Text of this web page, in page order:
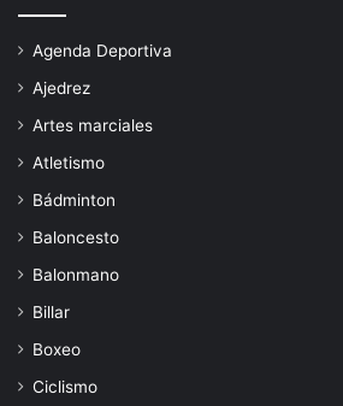
Agenda Deportiva
Ajedrez
Artes marciales
Atletismo
Bádminton
Baloncesto
Balonmano
Billar
Boxeo
Ciclismo